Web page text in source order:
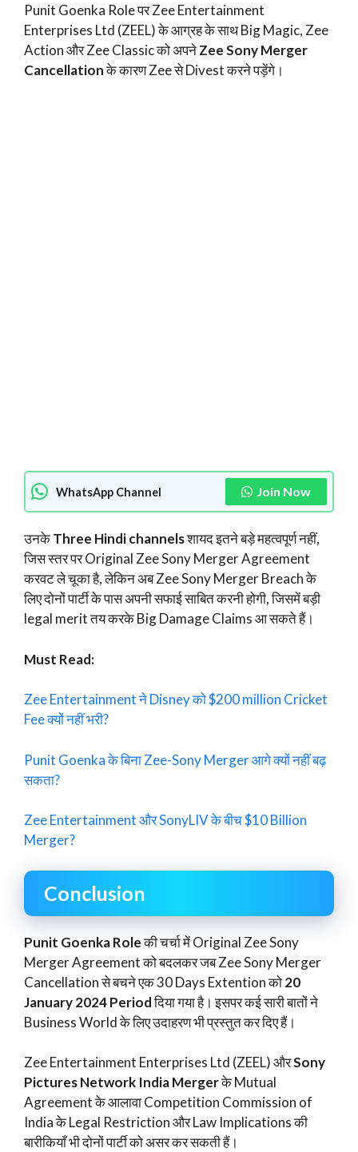
Punit Goenka Role पर Zee Entertainment
Enterprises Ltd (ZEEL) के आग्रह के साथ Big Magic, Zee
Action और Zee Classic को अपनेZee Sony Merger
Cancellationके कारण Zee से Divest करने पड़ेंगे।
WhatsApp Channel Join Now
उनकेThree Hindi channelsशायद इतने बड़े महत्वपूर्ण नहीं,
जिस स्तर पर Original Zee Sony Merger Agreement
करवट ले चूका है, लेकिन अब Zee Sony Merger Breach के
लिए दोनों पार्टी के पास अपनी सफाई साबित करनी होगी, जिसमें बड़ी
legal merit तय करके Big Damage Claims आ सकते हैं।
Must Read:
Zee Entertainment ने Disney को $200 million Cricket
Fee क्यों नहीं भरी?
Punit Goenka के बिना Zee-Sony Merger आगे क्यों नहीं बढ़
सकता?
Zee Entertainment और SonyLIV के बीच $10 Billion
Merger?
Conclusion
Punit Goenka Roleकी चर्चा में Original Zee Sony
Merger Agreement को बदलकर जब Zee Sony Merger
Cancellation से बचने एक 30 Days Extention को20
January 2024 Periodदिया गया है। इसपर कई सारी बातों ने
Business World के लिए उदाहरण भी प्रस्तुत कर दिए हैं।
Zee Entertainment Enterprises Ltd (ZEEL) औरSony
Pictures Network India Mergerके Mutual
Agreement के आलावा Competition Commission of
India के Legal Restriction और Law Implications की
बारीकियाँ भी दोनों पार्टी को असर कर सकती हैं।